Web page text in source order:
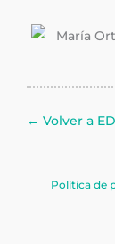
← Volver a
Política de